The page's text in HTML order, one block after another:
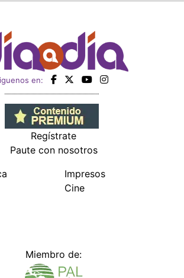
en:
Regístrate
Paute con nosotros
Impresos
Cine
Miembro de: